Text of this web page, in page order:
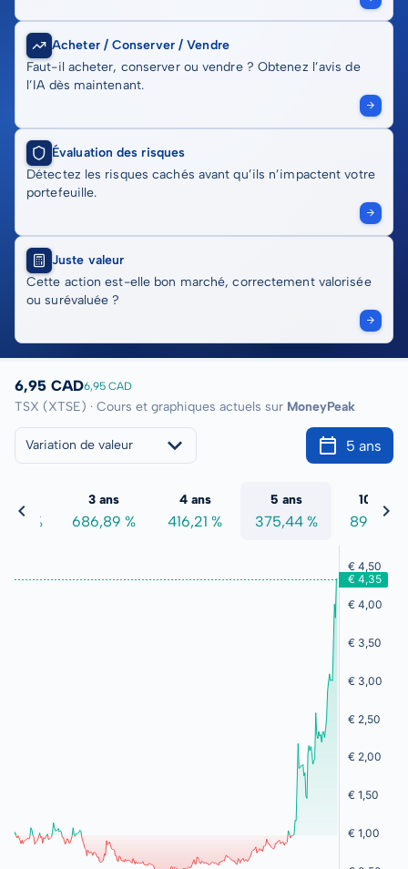
Acheter / Conserver / Vendre
Faut-il acheter, conserver ou vendre ? Obtenez l’avis de
l’IA dès maintenant.
Évaluation des risques
Détectez les risques cachés avant qu’ils n’impactent votre
portefeuille.
Juste valeur
Cette action est-elle bon marché, correctement valorisée
ou surévaluée ?
6,95 CAD6,95 CAD
TSX (XTSE) · Cours et graphiques actuels sur MoneyPeak
Variation de valeur 5 ans
%
3 ans
686,89 %
4 ans
416,21 %
5 ans
375,44 %
10 ans
89,33 %